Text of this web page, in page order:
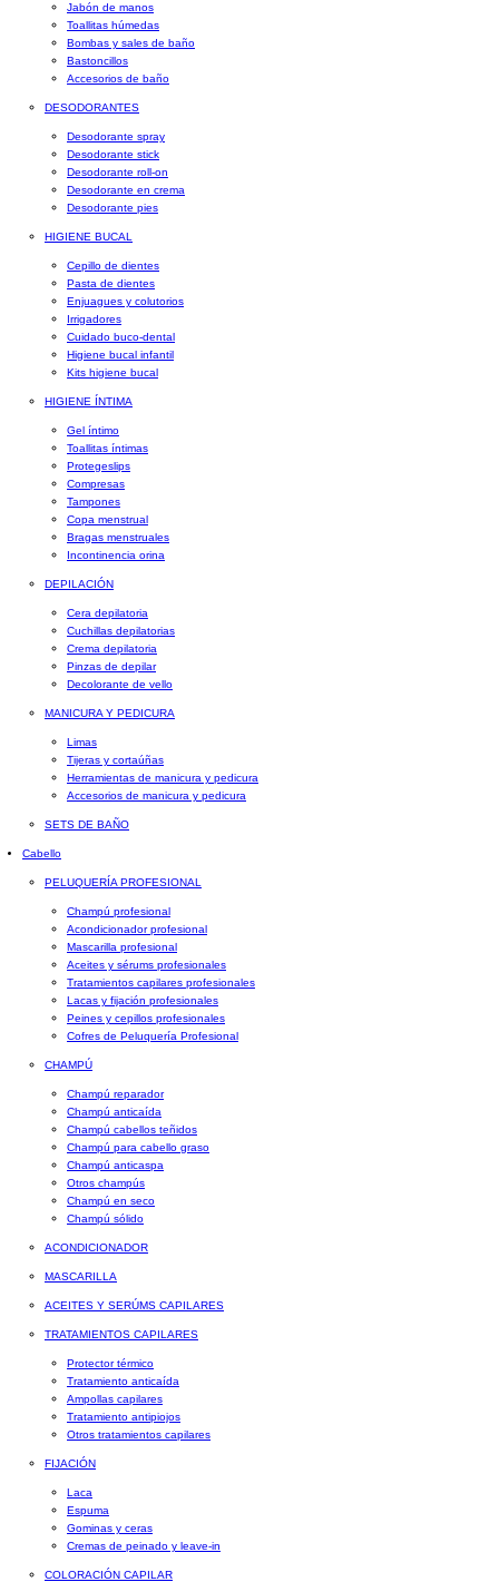
Jabón de manos
Toallitas húmedas
Bombas y sales de baño
Bastoncillos
Accesorios de baño
DESODORANTES
Desodorante spray
Desodorante stick
Desodorante roll-on
Desodorante en crema
Desodorante pies
HIGIENE BUCAL
Cepillo de dientes
Pasta de dientes
Enjuagues y colutorios
Irrigadores
Cuidado buco-dental
Higiene bucal infantil
Kits higiene bucal
HIGIENE ÍNTIMA
Gel íntimo
Toallitas íntimas
Protegeslips
Compresas
Tampones
Copa menstrual
Bragas menstruales
Incontinencia orina
DEPILACIÓN
Cera depilatoria
Cuchillas depilatorias
Crema depilatoria
Pinzas de depilar
Decolorante de vello
MANICURA Y PEDICURA
Limas
Tijeras y cortaúñas
Herramientas de manicura y pedicura
Accesorios de manicura y pedicura
SETS DE BAÑO
Cabello
PELUQUERÍA PROFESIONAL
Champú profesional
Acondicionador profesional
Mascarilla profesional
Aceites y sérums profesionales
Tratamientos capilares profesionales
Lacas y fijación profesionales
Peines y cepillos profesionales
Cofres de Peluquería Profesional
CHAMPÚ
Champú reparador
Champú anticaída
Champú cabellos teñidos
Champú para cabello graso
Champú anticaspa
Otros champús
Champú en seco
Champú sólido
ACONDICIONADOR
MASCARILLA
ACEITES Y SERÚMS CAPILARES
TRATAMIENTOS CAPILARES
Protector térmico
Tratamiento anticaída
Ampollas capilares
Tratamiento antipiojos
Otros tratamientos capilares
FIJACIÓN
Laca
Espuma
Gominas y ceras
Cremas de peinado y leave-in
COLORACIÓN CAPILAR